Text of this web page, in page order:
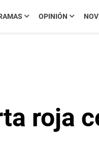
OPINIÓN
roja